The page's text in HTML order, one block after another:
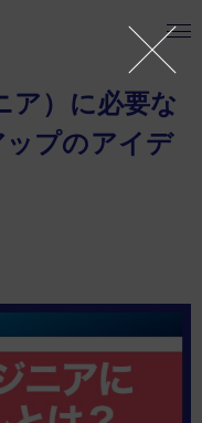
ア）に必要な
プのアイデ